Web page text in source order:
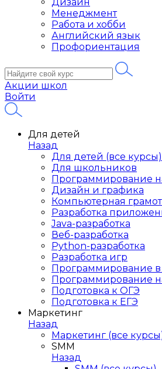
Менеджмент
Работа и хобби
Английский язык
Профориентация
Акции школ
Войти
Для детей
Назад
Для детей (все курсы)
Для школьников
Программирование
Дизайн и графика
Компьютерная
Разработка
Java-разработка
Веб-разработка
Python-разработка
Разработка игр
Программирование в
Программирование
Подготовка к ОГЭ
Подготовка к ЕГЭ
Маркетинг
Назад
Маркетинг (все
SMM
Назад